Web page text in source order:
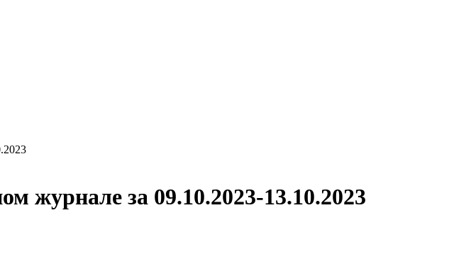
журнале за 09.10.2023-13.10.2023